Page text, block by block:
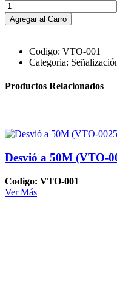
Agregar al Carro
Codigo: VTO-001
Categoria:
Productos Relacionados
Desvió a 50M (VTO-
Codigo: VTO-001
Ver Más